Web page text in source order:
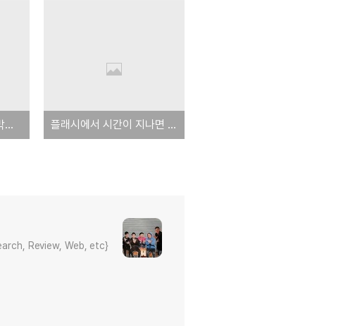
플래시(Flash) 테두리 박스 제거하는 방법 2 플래시에서 시간이 지나면 자동으로 다음 프레임으로 이동하는 액션스크립트
Review, Web, etc}